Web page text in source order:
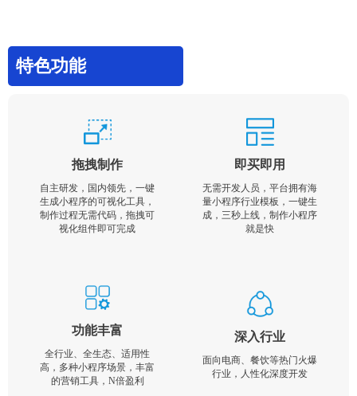
特色功能
拖拽制作
自主研发，国内领先，一键
生成小程序的可视化工具，
制作过程无需代码，拖拽可
视化组件即可完成
即买即用
无需开发人员，平台拥有海
量小程序行业模板，一键生
成，三秒上线，制作小程序
就是快
功能丰富
全行业、全生态、适用性
高，多种小程序场景，丰富
的营销工具，N倍盈利
深入行业
面向电商、餐饮等热门火爆
行业，人性化深度开发